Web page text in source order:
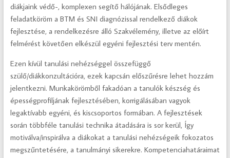
diákjaink védő-, komplexen segítő hálójának. Elsődleges
feladatköröm a BTM és SNI diagnózissal rendelkező diákok
fejlesztése, a rendelkezésre álló Szakvélemény, illetve az előírt
felmérést követően elkészül egyéni fejlesztési terv mentén.
Ezen kívül tanulási nehézséggel összefüggő
szülő/diákkonzultációra, ezek kapcsán előszűrésre lehet hozzám
jelentkezni. Munkakörömből fakadóan a tanulók készség és
épességprofiljának fejlesztésében, korrigálásában vagyok
legaktívabb egyéni, és kiscsoportos formában. A fejlesztések
során többféle tanulási technika átadására is sor kerül, Így
motiválva/inspirálva a diákokat a tanulási nehézségeik fokozatos
megszűntetésére, a tanulmányi sikerekre. Kompetenciahatáraimat